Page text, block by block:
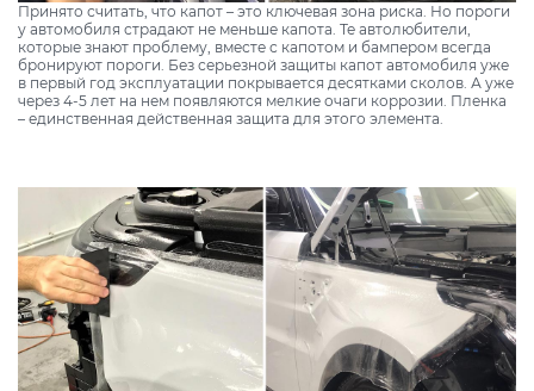
Принято считать, что капот – это ключевая зона риска. Но пороги
у автомобиля страдают не меньше капота. Те автолюбители,
которые знают проблему, вместе с капотом и бампером всегда
бронируют пороги. Без серьезной защиты капот автомобиля уже
в первый год эксплуатации покрывается десятками сколов. А уже
через 4-5 лет на нем появляются мелкие очаги коррозии. Пленка
– единственная действенная защита для этого элемента.